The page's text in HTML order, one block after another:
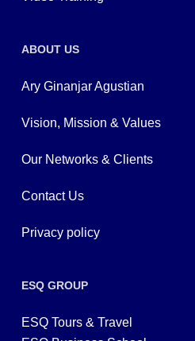
ABOUT US
Ary Ginanjar Agustian
Vision, Mission & Values
Our Networks & Clients
Contact Us
Privacy policy
ESQ GROUP
ESQ Tours & Travel